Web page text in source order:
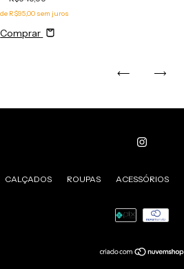
R$95,00 sem juros
Comprar
CALÇADOS ROUPAS ACESSÓRIOS